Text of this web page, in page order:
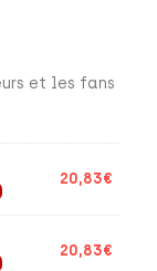
et les fans
20,83€
20,83€